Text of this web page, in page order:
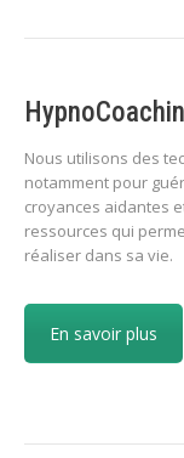
Nous utilisons des
notamment pour
croyances aidantes
ressources qui
réaliser dans sa vie.
En savoir plus